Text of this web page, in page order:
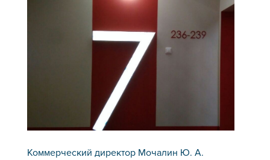
Коммерческий директор Мочалин Ю. А.